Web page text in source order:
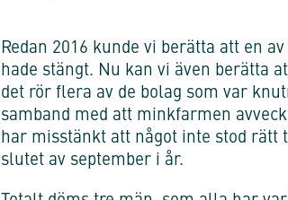
Redan 2016 kunde vi berätta att en
hade stängt. Nu kan vi även berätta
det rör flera av de bolag som var
samband med att minkfarmen
har misstänkt att något inte stod
slutet av september i år.